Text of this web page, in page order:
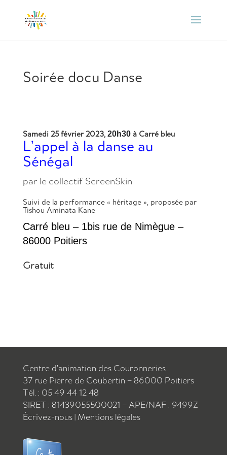
Soirée docu Danse
Samedi 25 février 2023,20h30 à Carré bleu
L’appel à la danse au
Sénégal
par le collectif ScreenSkin
Suivi de la performance « héritage », proposée par
Tishou Aminata Kane
Carré bleu – 1bis rue de Nimègue –
86000 Poitiers
Gratuit
Centre d’animation des Couronneries
37 rue Pierre de Coubertin – 86000 Poitiers
Tél. : 05 49 44 12 48
SIRET : 81439055500021 – APE/NAF : 9499Z
Écrivez-nous|Mentions légales